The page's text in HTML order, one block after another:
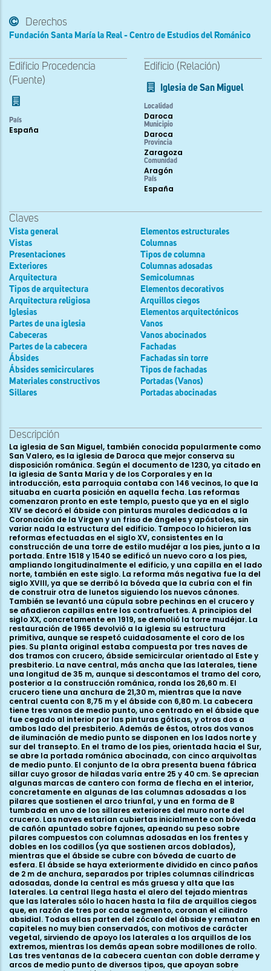
Derechos
Fundación Santa María la Real - Centro de Estudios del Románico
Edificio Procedencia
(Fuente)
País
España
Edificio (Relación)
Iglesia de San Miguel
Localidad
Daroca
Municipio
Daroca
Provincia
Zaragoza
Comunidad
Aragón
País
España
Claves
Vista general
Vistas
Presentaciones
Exteriores
Arquitectura
Tipos de arquitectura
Arquitectura religiosa
Iglesias
Partes de una iglesia
Cabeceras
Partes de la cabecera
Ábsides
Ábsides semicirculares
Materiales constructivos
Sillares
Elementos estructurales
Columnas
Tipos de columna
Columnas adosadas
Semicolumnas
Elementos decorativos
Arquillos ciegos
Elementos arquitectónicos
Vanos
Vanos abocinados
Fachadas
Fachadas sin torre
Tipos de fachadas
Portadas (Vanos)
Portadas abocinadas
Descripción
La iglesia de San Miguel, también conocida popularmente como
San Valero, es la iglesia de Daroca que mejor conserva su
disposición románica. Según el documento de 1230, ya citado en
la iglesia de Santa María y de los Corporales y en la
introducción, esta parroquia contaba con 146 vecinos, lo que la
situaba en cuarta posición en aquella fecha. Las reformas
comenzaron pronto en este templo, puesto que ya en el siglo
XIV se decoró el ábside con pinturas murales dedicadas a la
Coronación de la Virgen y un friso de ángeles y apóstoles, sin
variar nada la estructura del edificio. Tampoco lo hicieron las
reformas efectuadas en el siglo XV, consistentes en la
construcción de una torre de estilo mudéjar a los pies, junto a la
portada. Entre 1518 y 1540 se edificó un nuevo coro a los pies,
ampliando longitudinalmente el edificio, y una capilla en el lado
norte, también en este siglo. La reforma más negativa fue la del
siglo XVIII, ya que se derribó la bóveda que la cubría con el fin
de construir otra de lunetos siguiendo los nuevos cánones.
También se levantó una cúpula sobre pechinas en el crucero y
se añadieron capillas entre los contrafuertes. A principios del
siglo XX, concretamente en 1919, se demolió la torre mudéjar. La
restauración de 1965 devolvió a la iglesia su estructura
primitiva, aunque se respetó cuidadosamente el coro de los
pies. Su planta original estaba compuesta por tres naves de
dos tramos con crucero, ábside semicircular orientado al Este y
presbiterio. La nave central, más ancha que las laterales, tiene
una longitud de 35 m, aunque si descontamos el tramo del coro,
posterior a la construcción románica, ronda los 26,60 m. El
crucero tiene una anchura de 21,30 m, mientras que la nave
central cuenta con 8,75 m y el ábside con 6,80 m. La cabecera
tiene tres vanos de medio punto, uno centrado en el ábside que
fue cegado al interior por las pinturas góticas, y otros dos a
ambos lado del presbiterio. Además de éstos, otros dos vanos
de iluminación de medio punto se disponen en los lados norte y
sur del transepto. En el tramo de los pies, orientada hacia el Sur,
se abre la portada románica abocinada, con cinco arquivoltas
de medio punto. El conjunto de la obra presenta buena fábrica
sillar cuyo grosor de hiladas varía entre 25 y 40 cm. Se aprecian
algunas marcas de cantero con forma de flecha en el interior,
concretamente en algunas de las columnas adosadas a los
pilares que sostienen el arco triunfal, y una en forma de B
tumbada en uno de los sillares exteriores del muro norte del
crucero. Las naves estarían cubiertas inicialmente con bóveda
de cañón apuntado sobre fajones, apeando su peso sobre
pilares compuestos con columnas adosadas en los frentes y
dobles en los codillos (ya que sostienen arcos doblados),
mientras que el ábside se cubre con bóveda de cuarto de
esfera. El ábside se haya exteriormente dividido en cinco paños
de 2 m de anchura, separados por triples columnas cilíndricas
adosadas, donde la central es más gruesa y alta que las
laterales. La central llega hasta el alero del tejado mientras
que las laterales sólo lo hacen hasta la fila de arquillos ciegos
que, en razón de tres por cada segmento, coronan el cilindro
absidial. Todas ellas parten del zócalo del ábside y rematan en
capiteles no muy bien conservados, con motivos de carácter
vegetal, sirviendo de apoyo los laterales a los arquillos de los
extremos, mientras los demás apean sobre modillones de rollo.
Las tres ventanas de la cabecera cuentan con doble derrame y
arcos de medio punto de diversos tipos, que apoyan sobre